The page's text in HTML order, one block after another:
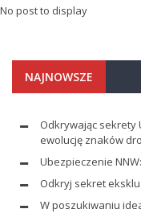
No post to display
NAJNOWSZE
Odkrywając sekrety
ewolucję znaków
Ubezpieczenie
Odkryj sekret
W poszukiwaniu